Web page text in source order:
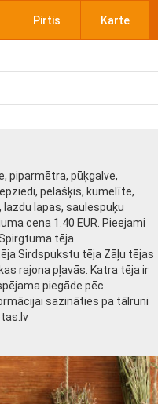
Pirtis Karte
piparmētra, pūķgalve,
pelašķis, kumelīte,
lapas, saulespuķu
cena 1.40 EUR. Pieejami
tēja
Sirdspukstu tēja Zāļu tējas
rajona pļavās. Katra tēja ir
piegāde pēc
sazināties pa tālruni